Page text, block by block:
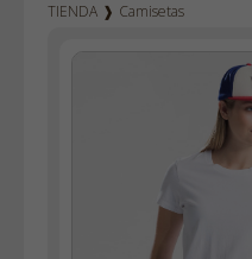
Vaqueros hombre
Sudaderas
TIENDA ❱ Camisetas